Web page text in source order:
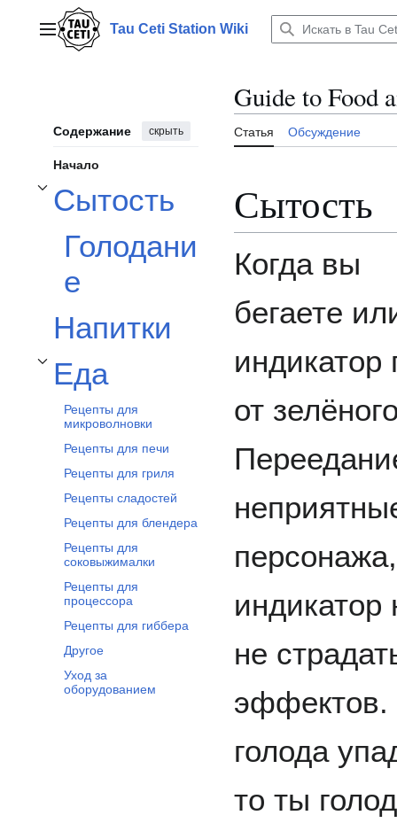
содержаниюГлавное менюTau Ceti Station Wiki
Содержание скрыть
Начало
Сытость
Отобразить/Скрыть подраздел Сытость
Голодани
е
Напитки
Еда
Отобразить/Скрыть подраздел Еда
Рецепты для
микроволновки
Рецепты для печи
Рецепты для гриля
Рецепты сладостей
Рецепты для блендера
Рецепты для
соковыжималки
Рецепты для
процессора
Рецепты для гиббера
Другое
Уход за
оборудованием
Guide to Food
Статья Обсуждение
Сытость
Когда вы
бегаете
индикатор
от
не
эффектов.
голода
то ты